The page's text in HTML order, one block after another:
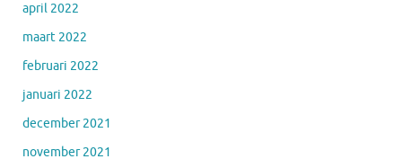
april 2022
maart 2022
februari 2022
januari 2022
december 2021
november 2021